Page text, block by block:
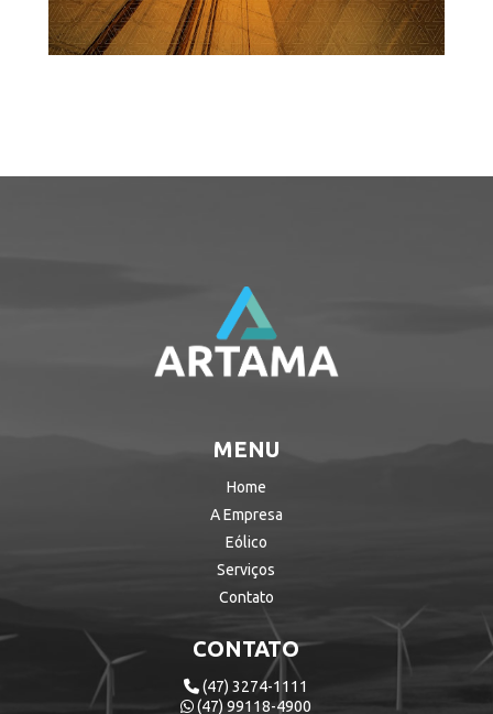
MENU
Home
A Empresa
Eólico
Serviços
Contato
CONTATO
(47) 3274-1111
(47) 99118-4900